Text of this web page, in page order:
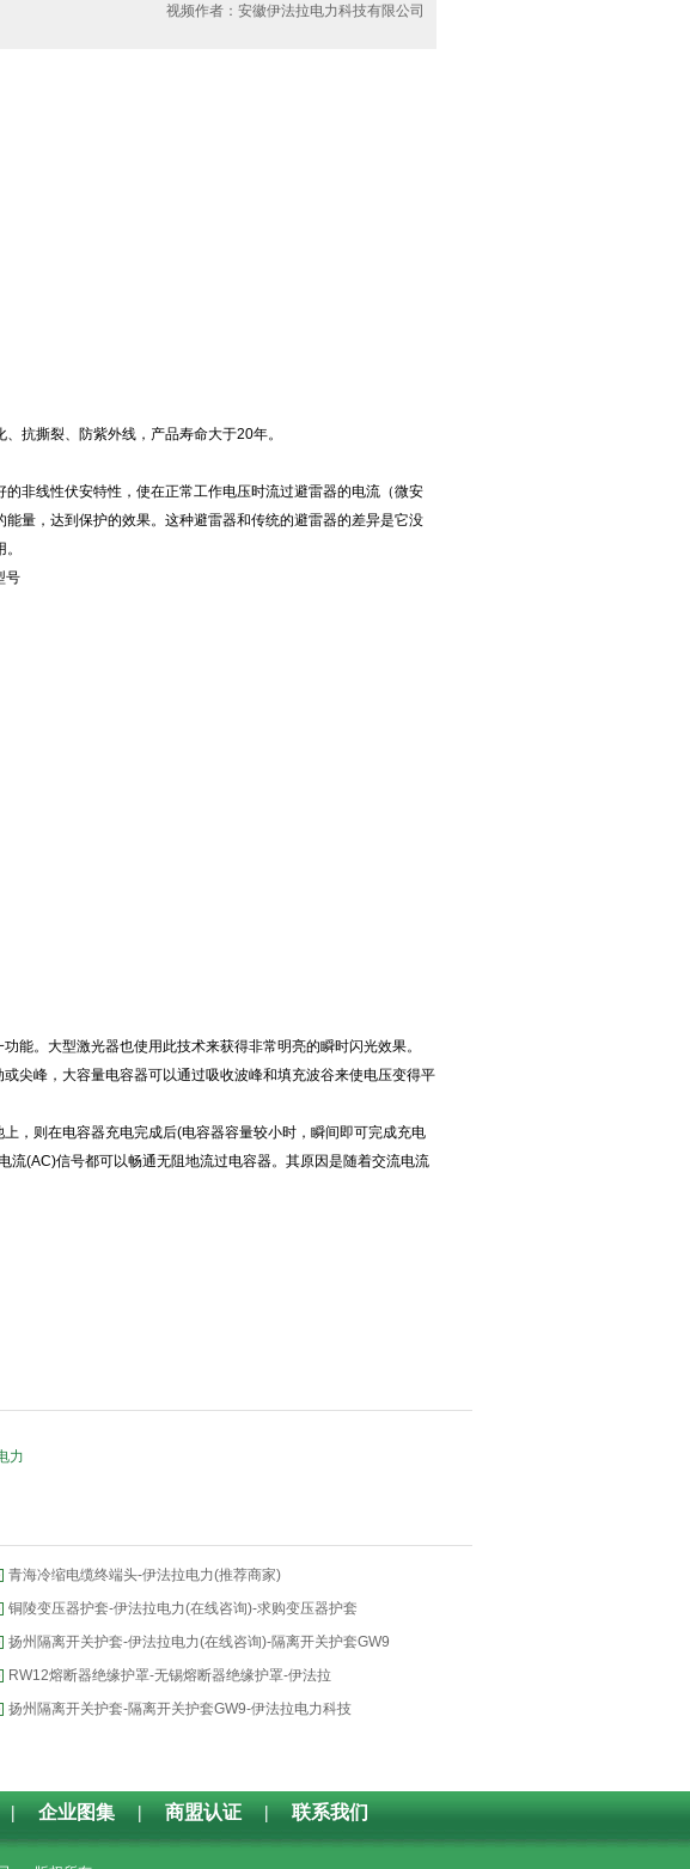
视频作者：安徽伊法拉电力科技有限公司
抗撕裂、防紫外线，产品寿命大于20年。
非线性伏安特性，使在正常工作电压时流过避雷器的电流（微安
量，达到保护的效果。这种避雷器和传统的避雷器的差异是它没
号
能。大型激光器也使用此技术来获得非常明亮的瞬时闪光效果。
尖峰，大容量电容器可以通过吸收波峰和填充波谷来使电压变得平
，则在电容器充电完成后(电容器容量较小时，瞬间即可完成充电
流(AC)信号都可以畅通无阻地流过电容器。其原因是随着交流电流
力
青海冷缩电缆终端头-伊法拉电力(推荐商家)
铜陵变压器护套-伊法拉电力(在线咨询)-求购变压器护套
扬州隔离开关护套-伊法拉电力(在线咨询)-隔离开关护套GW9
RW12熔断器绝缘护罩-无锡熔断器绝缘护罩-伊法拉
扬州隔离开关护套-隔离开关护套GW9-伊法拉电力科技
| 企业图集 | 商盟认证 | 联系我们